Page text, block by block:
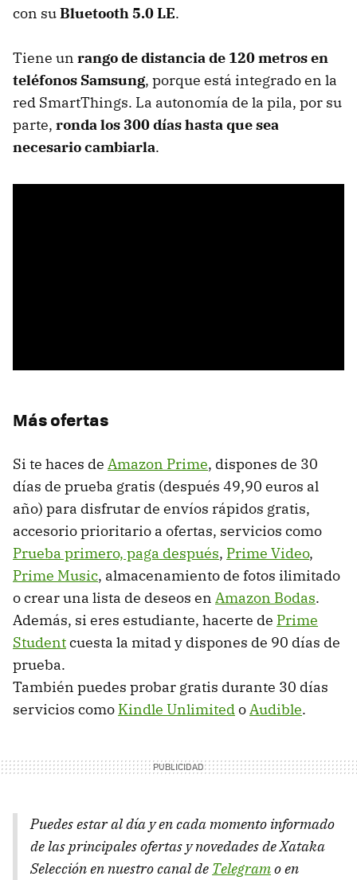
con suBluetooth 5.0 LE.
Tiene un rango de distancia de 120 metros en
teléfonos Samsung, porque está integrado en la
red SmartThings. La autonomía de la pila, por su
parte, ronda los 300 días hasta que sea
necesario cambiarla.
Más ofertas
Si te haces de Amazon Prime, dispones de 30
días de prueba gratis (después 49,90 euros al
año) para disfrutar de envíos rápidos gratis,
accesorio prioritario a ofertas, servicios como
Prueba primero, paga después, Prime Video,
Prime Music, almacenamiento de fotos ilimitado
o crear una lista de deseos en Amazon Bodas.
Además, si eres estudiante, hacerte de Prime
Studentcuesta la mitad y dispones de 90 días de
prueba.
También puedes probar gratis durante 30 días
servicios como Kindle UnlimitedoAudible.
Puedes estar al día y en cada momento informado
de las principales ofertas y novedades de Xataka
Selección en nuestro canal de Telegramo en